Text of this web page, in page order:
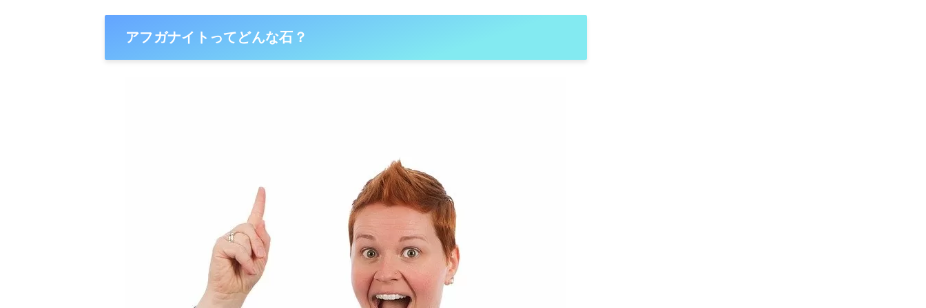
アフガナイトってどんな石？